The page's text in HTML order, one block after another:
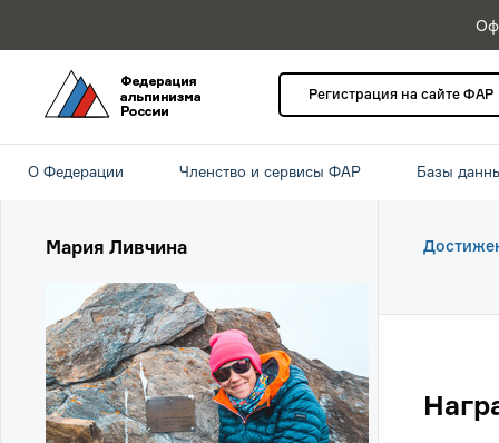
Регистрация на сайте ФАР
О Федерации Членство и сервисы ФАР Базы
Мария Ливчина